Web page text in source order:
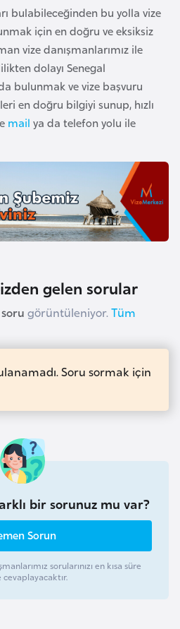
bulabileceğinden bu yolla vize
için en doğru ve eksiksiz
vize danışmanlarımız ile
dolayı Senegal
bulunmak ve vize başvuru
en doğru bilgiyi sunup, hızlı
mail ya da telefon yolu ile
gelen sorular
görüntüleniyor. Tüm
Soru sormak için
bir sorunuz mu var?
Sorun
sorularınızı en kısa süre
cevaplayacaktır.